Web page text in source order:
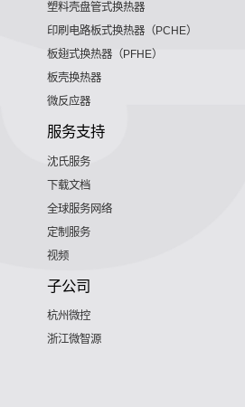
塑料壳盘管式换热器
印刷电路板式换热器（PCHE）
板翅式换热器（PFHE）
板壳换热器
微反应器
服务支持
沈氏服务
下载文档
全球服务网络
定制服务
视频
子公司
杭州微控
浙江微智源